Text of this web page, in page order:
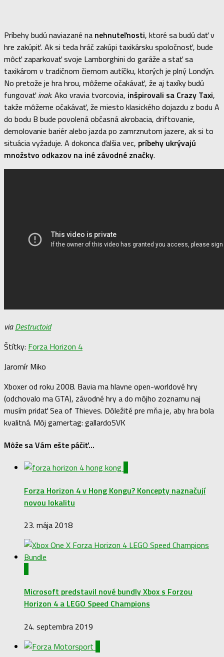
Príbehy budú naviazané na nehnuteľnosti, ktoré sa budú dať v
hre zakúpiť. Ak si teda hráč zakúpi taxikársku spoločnosť, bude
môcť zaparkovať svoje Lamborghini do garáže a stať sa
taxikárom v tradičnom čiernom autíčku, ktorých je plný Londýn.
No pretože je hra hrou, môžeme očakávať, že aj taxíky budú
fungovať inak. Ako vravia tvorcovia, inšpirovali sa Crazy Taxi,
takže môžeme očakávať, že miesto klasického dojazdu z bodu A
do bodu B bude povolená občasná akrobacia, driftovanie,
demolovanie bariér alebo jazda po zamrznutom jazere, ak si to
situácia vyžaduje. A dokonca ďalšia vec, príbehy ukrývajú
množstvo odkazov na iné závodné značky.
viaDestructoid
Štítky: Forza Horizon 4
Jaromír Miko
Xboxer od roku 2008. Bavia ma hlavne open-worldové hry
(odchovalo ma GTA), závodné hry a do môjho zoznamu naj
musím pridať Sea of Thieves. Dôležité pre mňa je, aby hra bola
kvalitná. Môj gamertag: gallardoSVK
Môže sa Vám ešte páčiť...
Forza Horizon 4 v Hong Kongu? Koncepty naznačují
novou lokalitu
23. mája 2018
Microsoft predstavil nové bundly Xbox s Forzou
Horizon 4 a LEGO Speed Champions
24. septembra 2019